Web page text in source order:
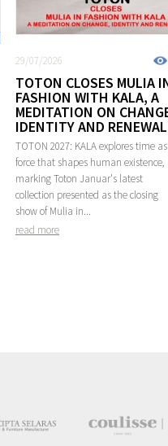
29/07/2026
TOTON CLOSES MULIA
FASHION WITH KALA, A
MEDITATION ON
IDENTITY AND RENEWAL
TOTON 2027: KALA explores time
force that shapes human existence,
marking Toton Januar's latest
collection presented as the closing
show of Mulia in...
read more